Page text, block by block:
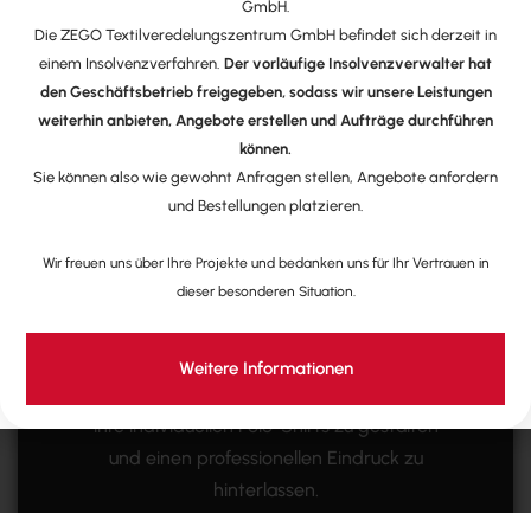
Ausgestattet von ZEGO - für jede
Branche!
Die Polo´s bestehen zu 100% aus
nachhaltigeren Fasern, sind langlebig und
sich ebenso gut als Hingucker für Marken-
Statements, aber auch als alltägliche
Alleskönner in vielen Einsatzgebieten. Das Polo
bietet eine moderne Passform für Damen und
ihre individuellen Polo-Shirts zu gestalten
und einen professionellen Eindruck zu
hinterlassen.
GmbH.
Die ZEGO Textilveredelungszentrum GmbH befindet sich derzeit in
einem Insolvenzverfahren. Der vorläufige Insolvenzverwalter hat
den Geschäftsbetrieb freigegeben, sodass wir unsere Leistungen
weiterhin anbieten, Angebote erstellen und Aufträge durchführen
können.
Sie können also wie gewohnt Anfragen stellen, Angebote anfordern
und Bestellungen platzieren.
Wir freuen uns über Ihre Projekte und bedanken uns für Ihr Vertrauen in
dieser besonderen Situation.
Weitere Informationen